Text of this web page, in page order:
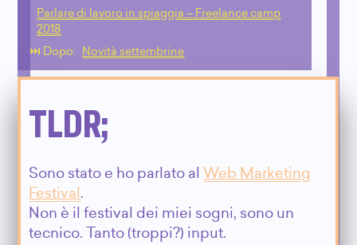
Parlare di lavoro in spiaggia – Freelance camp
2018
⏭️ Dopo:
Novità settembrine
TLDR;
Sono stato e ho parlato al Web Marketing
Festival .
Non è il festival dei miei sogni, sono un
tecnico. Tanto (troppi?) input.